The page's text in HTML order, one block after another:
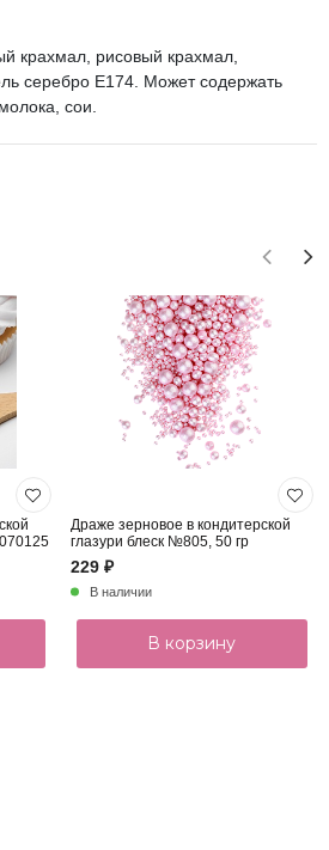
крахмал, рисовый крахмал,
серебро E174. Может содержать
сои.
Драже зерновое в кондитерской
глазури блеск №805, 50 гр
229 ₽
В наличии
В корзину